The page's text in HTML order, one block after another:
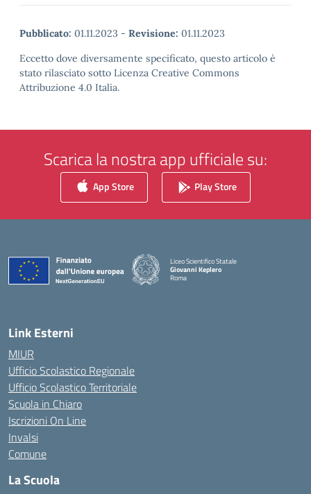
Pubblicato: 01.11.2023 - Revisione: 01.11.2023
Eccetto dove diversamente specificato, questo articolo è
stato rilasciato sotto Licenza Creative Commons
Attribuzione 4.0 Italia.
Scarica la nostra app ufficiale su:
App Store Play Store
Liceo Scientifico Statale
Giovanni Keplero
Roma
Link Esterni
MIUR
Ufficio Scolastico Regionale
Ufficio Scolastico Territoriale
Scuola in Chiaro
Iscrizioni On Line
Invalsi
Comune
La Scuola